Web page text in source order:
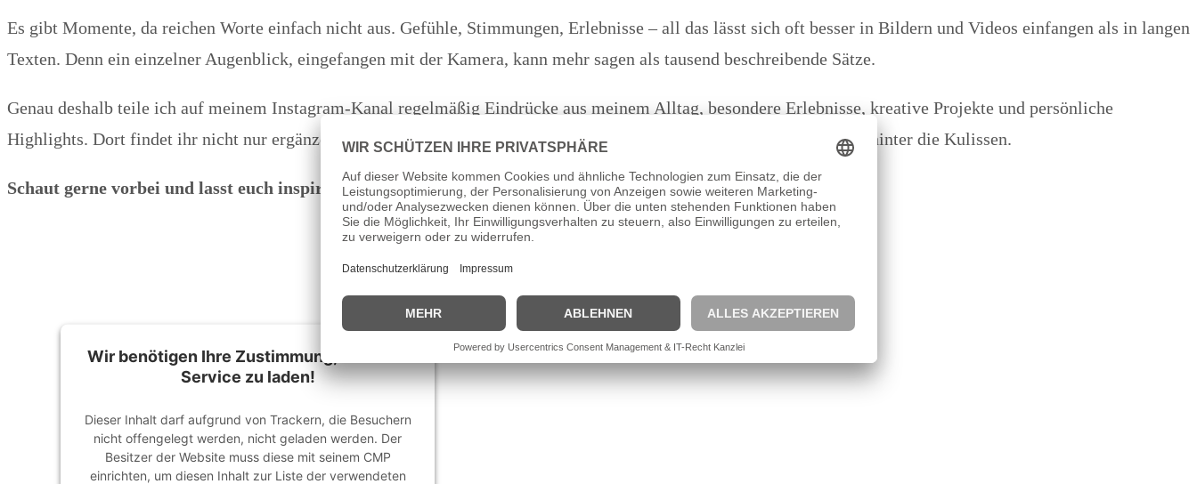
Es gibt Momente, da reichen Worte einfach nicht aus. Gefühle, Stimmungen, Erlebnisse – all das lässt sich oft besser in Bildern und Videos einfangen als in langen
Texten. Denn ein einzelner Augenblick, eingefangen mit der Kamera, kann mehr sagen als tausend beschreibende Sätze.
Genau deshalb teile ich auf meinem Instagram-Kanal regelmäßig Eindrücke aus meinem Alltag, besondere Erlebnisse, kreative Projekte und persönliche
Highlights. Dort findet ihr nicht nur ergänzendes Material zu meinen Blogbeiträgen, sondern auch exklusive Einblicke hinter die Kulissen.
Schaut gerne vorbei und lasst euch inspirieren!
Wir benötigen Ihre Zustimmung, um den -
Service zu laden!
Dieser Inhalt darf aufgrund von Trackern, die Besuchern
nicht offengelegt werden, nicht geladen werden. Der
Besitzer der Website muss diese mit seinem CMP
einrichten, um diesen Inhalt zur Liste der verwendeten